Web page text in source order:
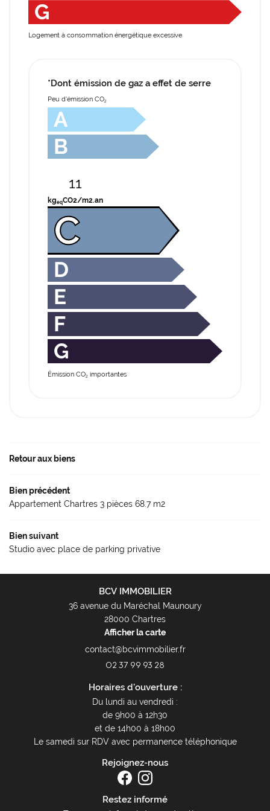
G
Logement à consommation énergétique excessive
*Dont émission de gaz a effet de serre
Peu d'émission CO2
A
B
C
11
kgeqCO2/m2.an
D
E
F
G
Émission CO2 importantes
Retour aux biens
Bien précédent
Appartement Chartres 3 pièces 68.7 m2
Bien suivant
Studio avec place de parking privative
BCV IMMOBILIER
36 avenue du Maréchal Maunoury
28000 Chartres
Afficher la carte
02 37 99 93 28
Horaires d'ouverture :
Du lundi au vendredi :
de 9h00 à 12h30
et de 14h00 à 18h00
Le samedi sur RDV avec permanence téléphonique
Rejoignez-nous
Restez informé